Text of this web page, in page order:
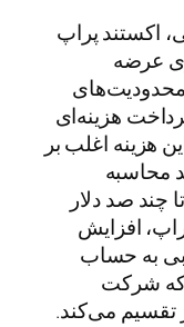
اکستند پراپ
عرضه
هزینه‌ای
هزینه اغلب بر
محاسبه
چند صد دلار
افزایش
به حساب
که شرکت
تقسیم می‌کند.